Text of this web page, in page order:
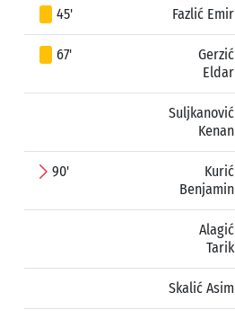
45' Fazlić Emir
67'
Gerzić
Eldar
Suljkanović
Kenan
90'
Kurić
Benjamin
Alagić
Tarik
Skalić Asim